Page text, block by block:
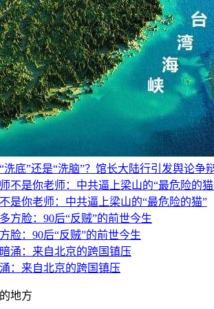
洗底”还是“洗脑”？馆长大陆行引发舆论争
是你老师：中共逼上梁山的“最危险的猫”
脸：90后“反贼”的前世今生
：来自北京的跨国镇压
地方